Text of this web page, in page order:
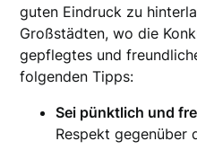
guten Eindruck zu
Großstädten, wo die
gepflegtes und
folgenden Tipps:
Sei pünktlich und
Respekt gegenüber